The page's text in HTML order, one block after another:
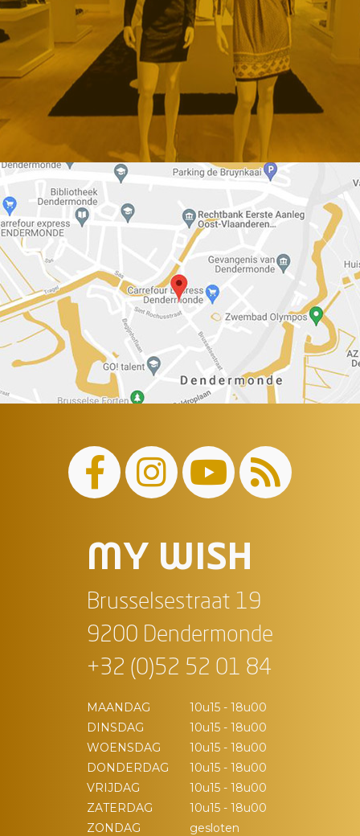
MY WISH
Brusselsestraat 19
9200 Dendermonde
+32 (0)52 52 01 84
MAANDAG
10u15 - 18u00
DINSDAG
10u15 - 18u00
WOENSDAG
10u15 - 18u00
DONDERDAG
10u15 - 18u00
VRIJDAG
10u15 - 18u00
ZATERDAG
10u15 - 18u00
ZONDAG
gesloten